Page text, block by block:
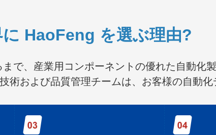
HaoFeng を選ぶ理由?
で、産業用コンポーネントの優れた自動化
および品質管理チームは、お客様の自動化